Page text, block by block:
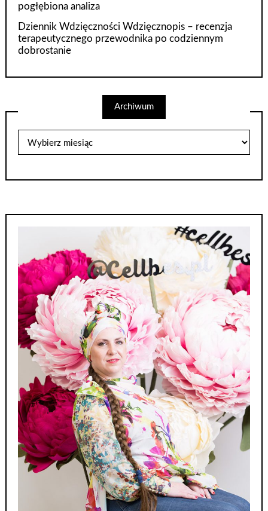
pogłębiona analiza
Dziennik Wdzięczności Wdzięcznopis – recenzja
terapeutycznego przewodnika po codziennym
dobrostanie
Archiwum